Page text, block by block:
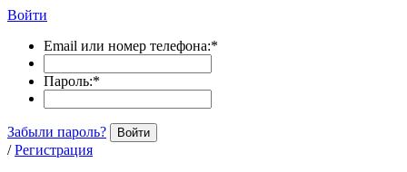
Войти
Email или номер телефона:*
Пароль:*
Забыли пароль? Войти
/ Регистрация